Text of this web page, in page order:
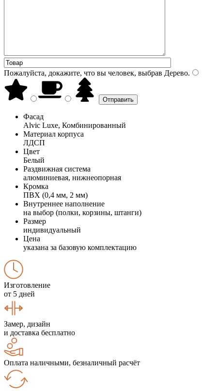
Пожалуйста, докажите, что вы человек, выбрав Дерево.
Фасад
Alvic Luxe, Комбинированный
Материал корпуса
ЛДСП
Цвет
Белый
Раздвижная система
алюминиевая, нижнеопорная
Кромка
ПВХ (0,4 мм, 2 мм)
Внутреннее наполнение
на выбор (полки, корзины, штанги)
Размер
индивидуальный
Цена
указана за базовую комплектацию
Изготовление
от 5 дней
Замер, дизайн
и доставка бесплатно
Оплата наличными, безналичный расчёт